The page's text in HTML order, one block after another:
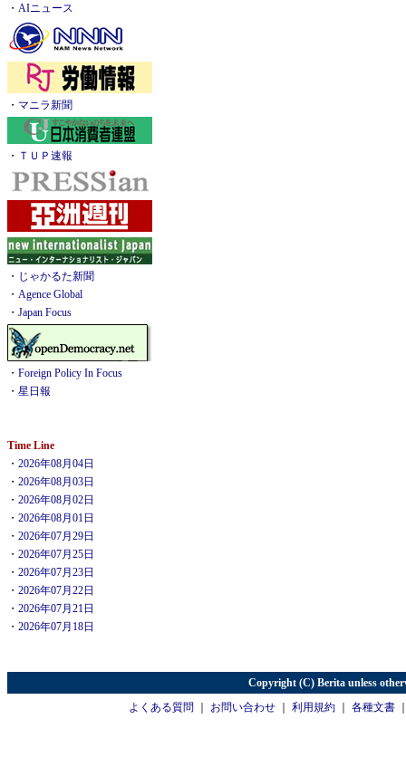
・ AIニュース
・ マニラ新聞
・ ＴＵＰ速報
・ じゃかるた新聞
・ Agence Global
・ Japan Focus
・ Foreign Policy In Focus
・ 星日報
Time Line
・ 2026年08月04日
・ 2026年08月03日
・ 2026年08月02日
・ 2026年08月01日
・ 2026年07月29日
・ 2026年07月25日
・ 2026年07月23日
・ 2026年07月22日
・ 2026年07月21日
・ 2026年07月18日
Copyright (C) Berita unless
よくある質問
お問い合わせ 利用規約 各種文書